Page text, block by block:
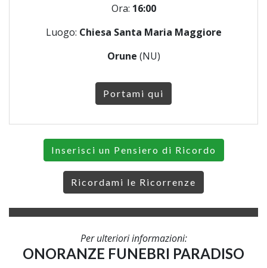
Ora: 16:00
Luogo: Chiesa Santa Maria Maggiore
Orune (NU)
Portami qui
Inserisci un Pensiero di Ricordo
Ricordami le Ricorrenze
Per ulteriori informazioni:
ONORANZE FUNEBRI PARADISO